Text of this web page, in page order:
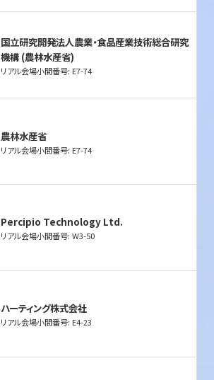
国立研究開発法人農業・食品産業技術総合研究
機構 (農林水産省)
リアル会場小間番号: E7-74
農林水産省
リアル会場小間番号: E7-74
Percipio Technology Ltd.
リアル会場小間番号: W3-50
ハーティング株式会社
リアル会場小間番号: E4-23